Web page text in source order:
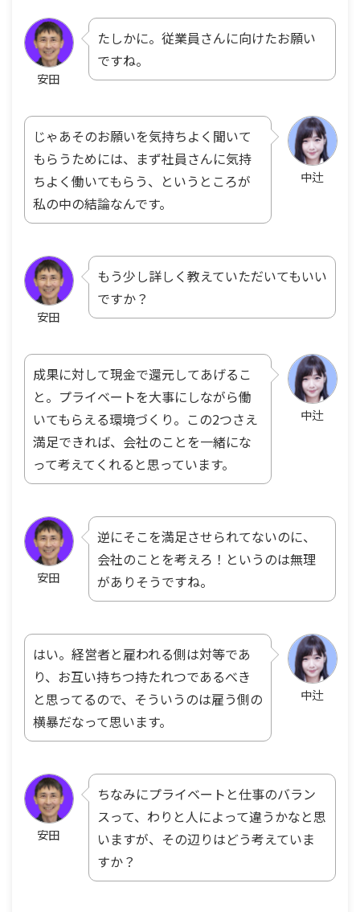
安田
たしかに。従業員さんに向けたお願い
ですね。
中辻
じゃあそのお願いを気持ちよく聞いて
もらうためには、まず社員さんに気持
ちよく働いてもらう、というところが
私の中の結論なんです。
安田
もう少し詳しく教えていただいてもいい
ですか？
中辻
成果に対して現金で還元してあげるこ
と。プライベートを大事にしながら働
いてもらえる環境づくり。この2つさえ
満足できれば、会社のことを一緒にな
って考えてくれると思っています。
安田
逆にそこを満足させられてないのに、
会社のことを考えろ！というのは無理
がありそうですね。
中辻
はい。経営者と雇われる側は対等であ
り、お互い持ちつ持たれつであるべき
と思ってるので、そういうのは雇う側の
横暴だなって思います。
安田
ちなみにプライベートと仕事のバラン
スって、わりと人によって違うかなと思
いますが、その辺りはどう考えていま
すか？